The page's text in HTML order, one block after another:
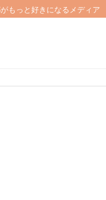
もっと好きになるメディア